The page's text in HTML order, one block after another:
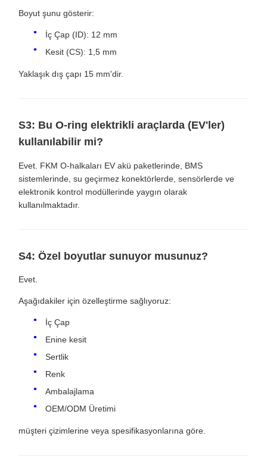
Boyut şunu gösterir:
İç Çap (ID): 12 mm
Kesit (CS): 1,5 mm
Yaklaşık dış çapı 15 mm'dir.
S3: Bu O-ring elektrikli araçlarda (EV'ler)
kullanılabilir mi?
Evet. FKM O-halkaları EV akü paketlerinde, BMS
sistemlerinde, su geçirmez konektörlerde, sensörlerde ve
elektronik kontrol modüllerinde yaygın olarak
kullanılmaktadır.
S4: Özel boyutlar sunuyor musunuz?
Evet.
Aşağıdakiler için özelleştirme sağlıyoruz:
İç Çap
Enine kesit
Sertlik
Renk
Ambalajlama
OEM/ODM Üretimi
müşteri çizimlerine veya spesifikasyonlarına göre.